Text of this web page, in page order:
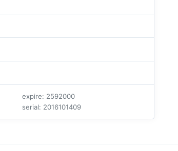
expire: 2592000
serial: 2016101409